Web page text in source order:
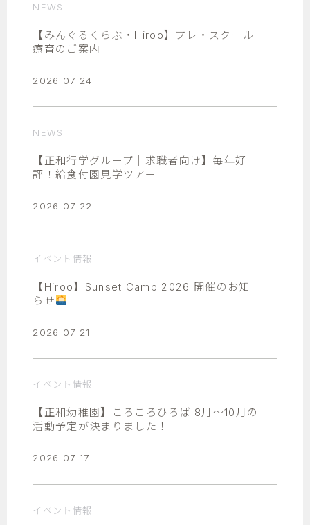
NEWS
【みんぐるくらぶ・Hiroo】プレ・スクール
療育のご案内
2026 07 24
NEWS
【正和行学グループ｜求職者向け】毎年好
評！給食付園見学ツアー
2026 07 22
イベント情報
【Hiroo】Sunset Camp 2026 開催のお知
らせ
2026 07 21
イベント情報
【正和幼稚園】ころころひろば 8月～10月の
活動予定が決まりました！
2026 07 17
イベント情報